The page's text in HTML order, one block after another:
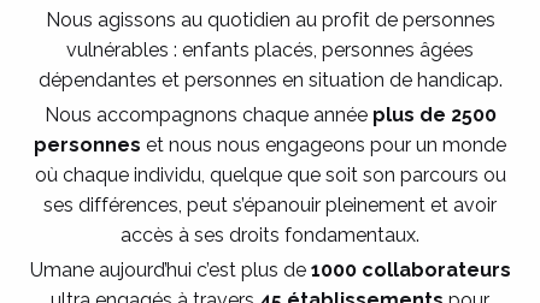
Nous agissons au quotidien au profit de personnes
vulnérables : enfants placés, personnes âgées
dépendantes et personnes en situation de handicap.
Nous accompagnons chaque année plus de 2500
personnes et nous nous engageons pour un monde
où chaque individu, quelque que soit son parcours ou
ses différences, peut s’épanouir pleinement et avoir
accès à ses droits fondamentaux.
Umane aujourd’hui c’est plus de 1000 collaborateurs